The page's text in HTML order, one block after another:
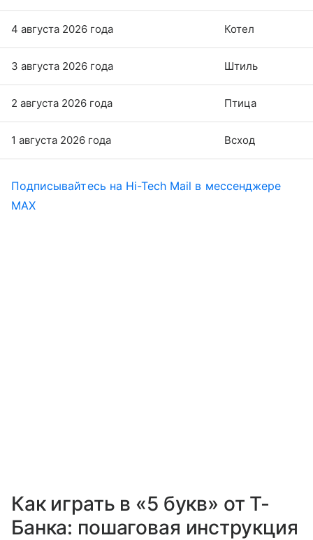
4 августа 2026 года Котел
3 августа 2026 года Штиль
2 августа 2026 года Птица
1 августа 2026 года Всход
Подписывайтесь на Hi-Tech Mail в мессенджере
MAX
Как играть в «5 букв» от Т-
Банка: пошаговая инструкция